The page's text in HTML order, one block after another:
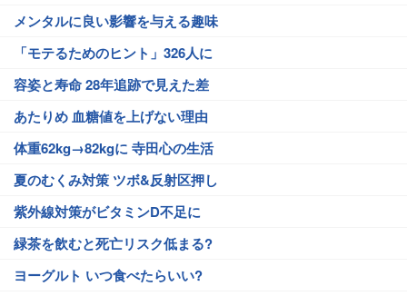
メンタルに良い影響を与える趣味
「モテるためのヒント」326人に
容姿と寿命 28年追跡で見えた差
あたりめ 血糖値を上げない理由
体重62kg→82kgに 寺田心の生活
夏のむくみ対策 ツボ&反射区押し
紫外線対策がビタミンD不足に
緑茶を飲むと死亡リスク低まる?
ヨーグルト いつ食べたらいい?